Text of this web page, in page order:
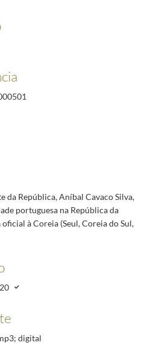
da República, Aníbal Cavaco Silva,
portuguesa na República da
à Coreia (Seul, Coreia do Sul,
digital